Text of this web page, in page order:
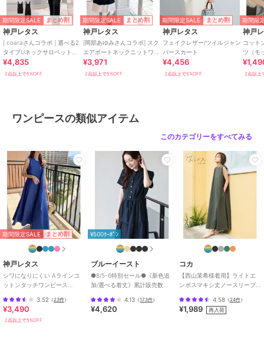
(ジレ裏地)ポリエステル100%
(スカート表地)ポリエステル60%
綿40%
(スカート裏地)ポリエステル100%
商品のお取り扱い方法
特徴
ワンピースドレス
ック柄
/ ロング・マキシ丈
ースリーブ
/ライフスタイル
ドッキングワンピース/フレアス
ワンピース
綿・コットン素材/
無地 /ストライプ
/ロング・マキシ丈
ノ
ースリーブ
/ ライフスタイル/
ドッキングワンピース
フレアス
原産国 中国
期間限定SALE まとめ割
神戸レタス
[ coaraさんコラボ ] 選べる2
タイプUネックサロペット
[E3423]
¥4,835
2点以上で5%OFF
期間限定SALE まとめ割
神戸レタス
[岡部あゆみさんコラボ] スク
エアボートネックニットワン
ピース(選べるタイプとサイ
ズ)[E3348]
¥3,971
2点以上で5%OFF
期間限定SALE まとめ割
神戸レタス
フェイクレザー/ツイルジャン
パースカート
¥4,456
2点以上で5%OFF
期間限
神戸
コット
ツ（モ
ック）
2点以上
ワンピースの類似アイテム
このカテゴリーをすべてみる
期間限定SALE まとめ割
神戸レタス
シワになりにくい Aラインコ
ットンタッチワンピース
3.52 （23件）
¥3,490
2点以上で5%OFF
¥500ｸｰﾎﾟﾝ
ブルーイースト
●8/5-6特別セール●《新色追
加/選べる着丈》累計販売数
ンピース
4.13 （173件）
¥4,620
コカ
【西山茉希様着用】ライトエ
ンボスマキシ丈ノースリーブ
にくい・速乾
4.58（24件）
¥1,989 再入荷